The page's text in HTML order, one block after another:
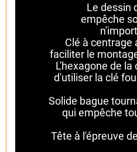
Le dessin
empêche
Clé à
faciliter le
L'hexagone de
d'utiliser la clé
Solide bague
qui empêche
Tête à l'épreuve